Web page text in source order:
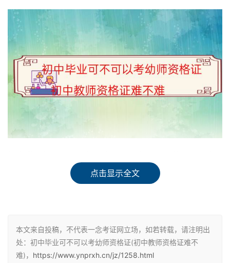
求，建议通过成人自考、成人高考、网络远程教育以及电大
等方法，获得非全日制学历即可。
试科目，再加上一个面试科目的考核。
点击显示全文
本文来自投稿，不代表一念考证网立场，如若转载，请注明出
处：初中毕业可不可以考幼师资格证(初中教师资格证难不
难)， https://www.ynprxh.cn/jz/1258.html